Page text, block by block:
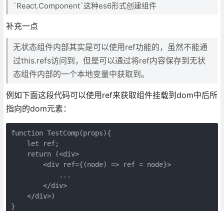
`React.Component`这种es6形式创建组件
补充一点
无状态组件内部其实是可以使用ref功能的，虽然不能通
过this.refs访问到，但是可以通过将ref内容保存到无状
态组件内部的一个本地变量中获取到。
例如下面这段代码可以使用ref来获取组件挂载到dom中后所
指向的dom元素：
function TestComp(props){
    let ref;
    return (<div>
        <div ref={(node) => ref = node}>
            ...
        </div>
    </div>)
}